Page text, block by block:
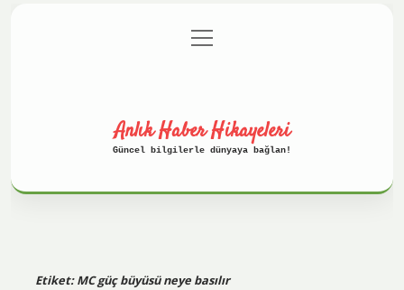
Gizlilik Politikası
menüyü
aç
Anlık Haber Hikayeleri
Güncel bilgilerle dünyaya bağlan!
Etiket:MC güç büyüsü neye basılır